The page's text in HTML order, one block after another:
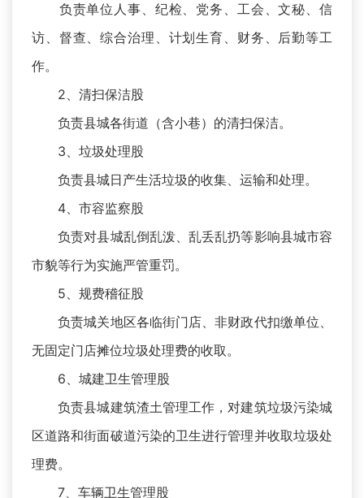
负责单位人事、纪检、党务、工会、文秘、信
访、督查、综合治理、计划生育、财务、后勤等工
作。
2、清扫保洁股
负责县城各街道（含小巷）的清扫保洁。
3、垃圾处理股
负责县城日产生活垃圾的收集、运输和处理。
4、市容监察股
负责对县城乱倒乱泼、乱丢乱扔等影响县城市容
市貌等行为实施严管重罚。
5、规费稽征股
负责城关地区各临街门店、非财政代扣缴单位、
无固定门店摊位垃圾处理费的收取。
6、城建卫生管理股
负责县城建筑渣土管理工作，对建筑垃圾污染城
区道路和街面破道污染的卫生进行管理并收取垃圾处
理费。
7、车辆卫生管理股